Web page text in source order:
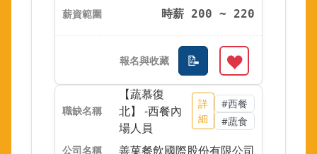
時薪 200 ~ 220
【蔬慕復
北】 -西餐內
場人員
詳
細
#西餐
#蔬食
善菓餐飲國際股份有限公司